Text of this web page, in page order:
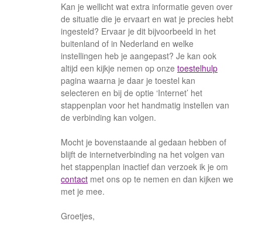
Kan je wellicht wat extra informatie geven over
de situatie die je ervaart en wat je precies hebt
ingesteld? Ervaar je dit bijvoorbeeld in het
buitenland of in Nederland en welke
instellingen heb je aangepast? Je kan ook
altijd een kijkje nemen op onze toestelhulp
pagina waarna je daar je toestel kan
selecteren en bij de optie ‘Internet’ het
stappenplan voor het handmatig instellen van
de verbinding kan volgen.
Mocht je bovenstaande al gedaan hebben of
blijft de internetverbinding na het volgen van
het stappenplan inactief dan verzoek ik je om
contact met ons op te nemen en dan kijken we
met je mee.
Groetjes,